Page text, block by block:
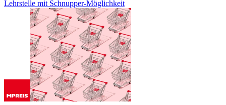
Lehrstelle mit Schnupper-Möglichkeit